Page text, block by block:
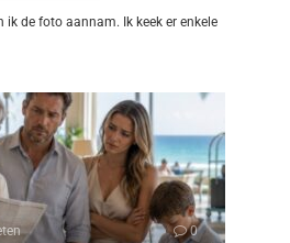
ik de foto aannam. Ik keek er enkele
0